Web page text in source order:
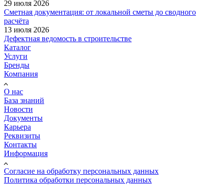
29 июля 2026
Сметная документация: от локальной сметы до сводного
расчёта
13 июля 2026
Дефектная ведомость в строительстве
Каталог
Услуги
Бренды
Компания
О нас
База знаний
Новости
Документы
Карьера
Реквизиты
Контакты
Информация
Согласие на обработку персональных данных
Политика обработки персональных данных